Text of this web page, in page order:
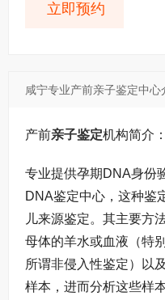
立即预约
咸宁专业产前亲子鉴定中心
产前亲子鉴定机构简介：
专业提供孕期DNA身份
DNA鉴定中心，这种鉴
儿来源鉴定。其主要方
母体的羊水或血液（特
所谓非侵入性鉴定）以
样本，进而分析这些样